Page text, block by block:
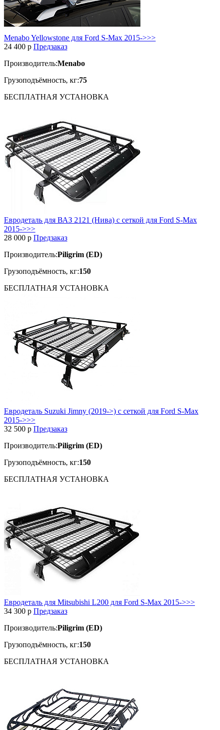
Menabo Yellowstone для Ford S-Max 2015->>>
24 400 p Предзаказ
Производитель:Menabo
Грузоподъёмность, кг:75
БЕСПЛАТНАЯ УСТАНОВКА
Евродеталь для ВАЗ 2121 (Нива) с сеткой для Ford S-Max
2015->>>
28 000 p Предзаказ
Производитель:Piligrim (ED)
Грузоподъёмность, кг:150
БЕСПЛАТНАЯ УСТАНОВКА
Евродеталь Suzuki Jimny (2019->) с сеткой для Ford S-Max
2015->>>
32 500 p Предзаказ
Производитель:Piligrim (ED)
Грузоподъёмность, кг:150
БЕСПЛАТНАЯ УСТАНОВКА
Евродеталь для Mitsubishi L200 для Ford S-Max 2015->>>
34 300 p Предзаказ
Производитель:Piligrim (ED)
Грузоподъёмность, кг:150
БЕСПЛАТНАЯ УСТАНОВКА